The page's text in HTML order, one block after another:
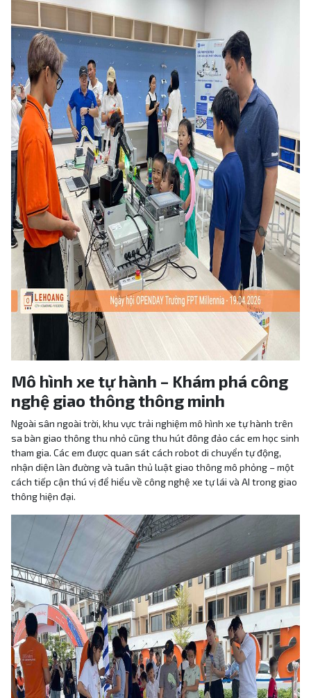
Mô hình xe tự hành – Khám phá công
nghệ giao thông thông minh
Ngoài sân ngoài trời, khu vực trải nghiệm mô hình xe tự hành trên
sa bàn giao thông thu nhỏ cũng thu hút đông đảo các em học sinh
tham gia. Các em được quan sát cách robot di chuyển tự động,
nhận diện làn đường và tuân thủ luật giao thông mô phỏng – một
cách tiếp cận thú vị để hiểu về công nghệ xe tự lái và AI trong giao
thông hiện đại.